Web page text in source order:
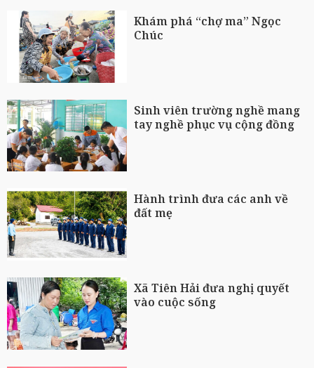
Khám phá “chợ ma” Ngọc
Chúc
Sinh viên trường nghề mang
tay nghề phục vụ cộng đồng
Hành trình đưa các anh về
đất mẹ
Xã Tiên Hải đưa nghị quyết
vào cuộc sống